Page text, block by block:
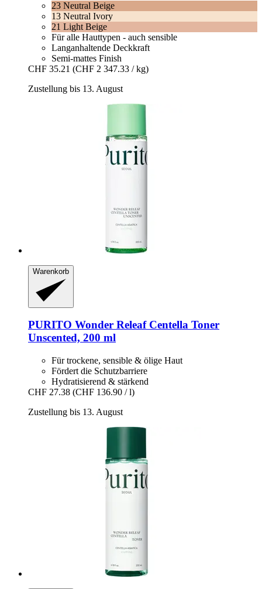
23 Neutral Beige
13 Neutral Ivory
21 Light Beige
Für alle Hauttypen - auch sensible
Langanhaltende Deckkraft
Semi-mattes Finish
CHF 35.21 (CHF 2 347.33 / kg)
Zustellung bis 13. August
Warenkorb
PURITO Wonder Releaf Centella Toner
Unscented, 200 ml
Für trockene, sensible & ölige Haut
Fördert die Schutzbarriere
Hydratisierend & stärkend
CHF 27.38 (CHF 136.90 / l)
Zustellung bis 13. August